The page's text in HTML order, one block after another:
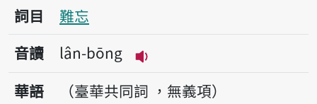
詞目
難忘
音讀
lân-bōng
播放音讀lân-bōng
華語
（臺華共同詞 ，無義項）